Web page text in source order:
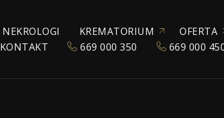
NEKROLOGI KREMATORIUM
KATALOG URN
OFERTA
KONTAKT 669 000 350 669 000